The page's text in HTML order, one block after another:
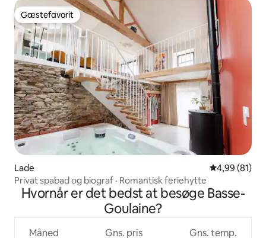
Gæstefavorit
Gæstefavorit
Lade 4,99 ud af 5 i
4,99 (81)
Privat spabad og biograf · Romantisk feriehytte
Hvornår er det bedst at besøge Basse-
Goulaine?
Måned Gns. pris Gns. temp.